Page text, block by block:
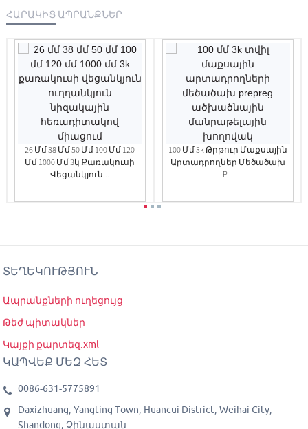
ՀԱՐԱԿԻՑ ԱՊՐԱՆՔՆԵՐ
26 Մմ 38 Մմ 50 Մմ 100 Մմ 120
Մմ 1000 Մմ 3կ Քառակուսի
Վեցանկյուն...
100 Մմ 3k Թրթուր Մաքսային
Արտադրողներ Մեծածախ
P...
ՏԵՂԵԿՈՒԹՅՈՒՆ
Ապրանքների ուղեցույց
Թեժ պիտակներ
Կայքի քարտեզ.xml
ԿԱՊՎԵՔ ՄԵԶ ՀԵՏ
0086-631-5775891
Daxizhuang, Yangting Town, Huancui District, Weihai City,
Shandong, Չինաստան